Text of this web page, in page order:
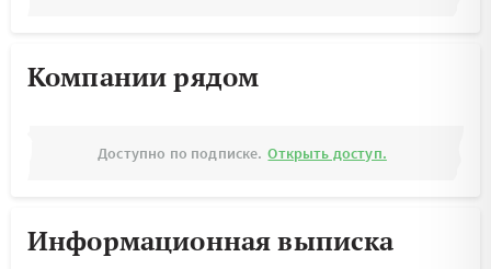
Компании рядом
Доступно по подписке. Открыть доступ.
Информационная выписка